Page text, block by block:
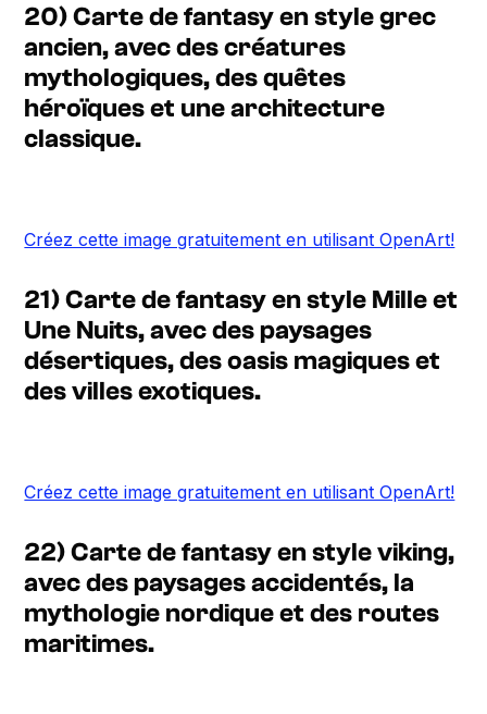
20) Carte de fantasy en style grec
ancien, avec des créatures
mythologiques, des quêtes
héroïques et une architecture
classique.
Créez cette image gratuitement en utilisant OpenArt!
21) Carte de fantasy en style Mille et
Une Nuits, avec des paysages
désertiques, des oasis magiques et
des villes exotiques.
Créez cette image gratuitement en utilisant OpenArt!
22) Carte de fantasy en style viking,
avec des paysages accidentés, la
mythologie nordique et des routes
maritimes.